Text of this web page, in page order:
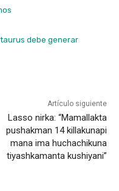
debe generar
Artículo siguiente
Lasso nirka: “Mamallakta
pushakman 14 killakunapi
mana ima huchachikuna
tiyashkamanta kushiyani”